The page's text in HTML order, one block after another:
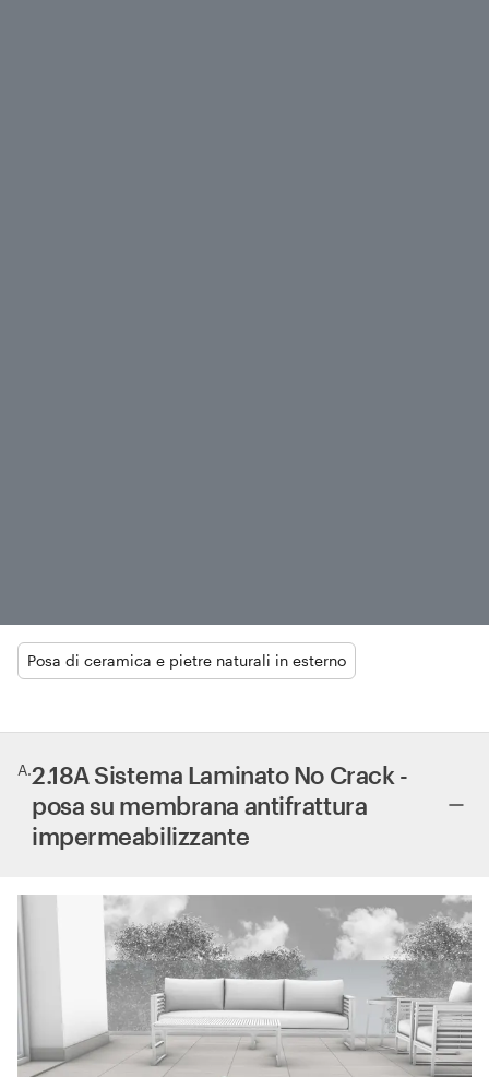
Posa di ceramica e pietre naturali in esterno
A.2.18A Sistema Laminato No Crack -
posa su membrana antifrattura
impermeabilizzante